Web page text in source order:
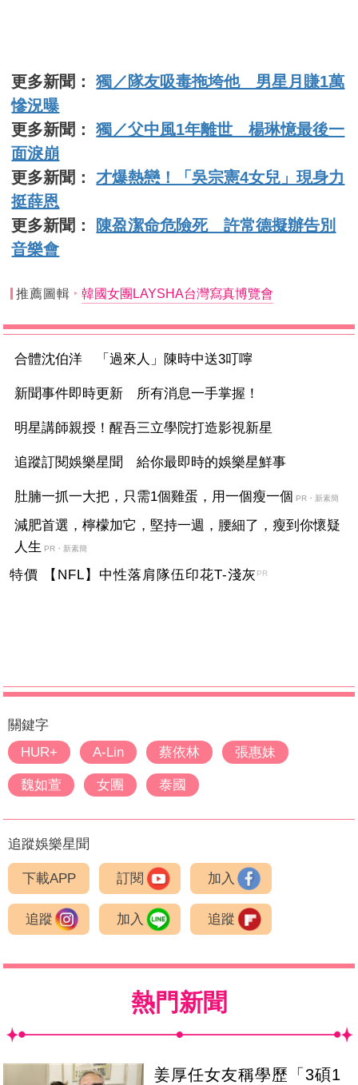
更多新聞：獨／隊友吸毒拖垮他 男星月賺1萬
慘況曝
更多新聞：獨／父中風1年離世 楊琳憶最後一
面淚崩
更多新聞： 才爆熱戀！「吳宗憲4女兒」現身力
挺薛恩
更多新聞：
陳盈潔命危險死 許常德擬辦告別
音樂會
推薦圖輯 韓國女團LAYSHA台灣寫真博覽會
合體沈伯洋 「過來人」陳時中送3叮嚀
新聞事件即時更新 所有消息一手掌握！
明星講師親授！醒吾三立學院打造影視新星
追蹤訂閱娛樂星聞 給你最即時的娛樂星鮮事
肚腩一抓一大把，只需1個雞蛋，用一個瘦一個 PR・新素簡
減肥首選，檸檬加它，堅持一週，腰細了，瘦到你懷疑
人生 PR・新素簡
特價 【NFL】中性落肩隊伍印花T-淺灰 PR
關鍵字
HUR+
A-Lin 蔡依林 張惠妹
魏如萱 女團 泰國
追蹤娛樂星聞
下載APP 訂閱 加入
追蹤 加入 追蹤
熱門新聞
姜厚任女友稱學歷「3碩1